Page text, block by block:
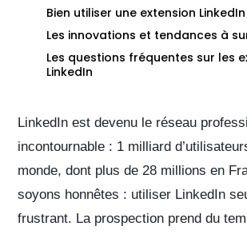
Bien utiliser une extension
Les innovations et tendances à
Les questions fréquentes sur les
LinkedIn
LinkedIn est devenu le réseau
incontournable : 1 milliard
monde, dont plus de 28 millions en
soyons honnêtes : utiliser LinkedIn
frustrant. La prospection prend du